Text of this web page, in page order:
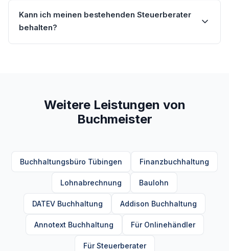
Kann ich meinen bestehenden Steuerberater
behalten?
Weitere Leistungen von
Buchmeister
Buchhaltungsbüro Tübingen Finanzbuchhaltung
Lohnabrechnung Baulohn
DATEV Buchhaltung Addison Buchhaltung
Annotext Buchhaltung Für Onlinehändler
Für Steuerberater